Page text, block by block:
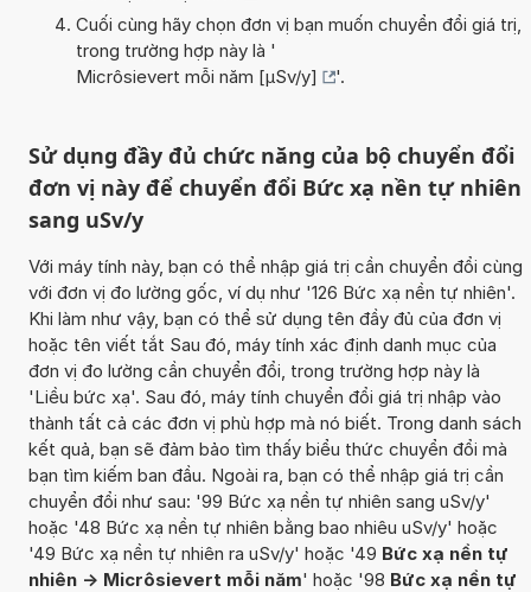
Cuối cùng hãy chọn đơn vị bạn muốn chuyển đổi giá trị,
trong trường hợp này là '
Micrôsievert mỗi năm [µSv/y]
'.
Sử dụng đầy đủ chức năng của bộ chuyển đổi
đơn vị này để chuyển đổi Bức xạ nền tự nhiên
sang uSv/y
Với máy tính này, bạn có thể nhập giá trị cần chuyển đổi cùng
với đơn vị đo lường gốc, ví dụ như '126 Bức xạ nền tự nhiên'.
Khi làm như vậy, bạn có thể sử dụng tên đầy đủ của đơn vị
hoặc tên viết tắt Sau đó, máy tính xác định danh mục của
đơn vị đo lường cần chuyển đổi, trong trường hợp này là
'Liều bức xạ'. Sau đó, máy tính chuyển đổi giá trị nhập vào
thành tất cả các đơn vị phù hợp mà nó biết. Trong danh sách
kết quả, bạn sẽ đảm bảo tìm thấy biểu thức chuyển đổi mà
bạn tìm kiếm ban đầu. Ngoài ra, bạn có thể nhập giá trị cần
chuyển đổi như sau: '99 Bức xạ nền tự nhiên sang uSv/y'
hoặc '48 Bức xạ nền tự nhiên bằng bao nhiêu uSv/y' hoặc
'49 Bức xạ nền tự nhiên ra uSv/y' hoặc '49 Bức xạ nền tự
nhiên -> Micrôsievert mỗi năm' hoặc '98 Bức xạ nền tự